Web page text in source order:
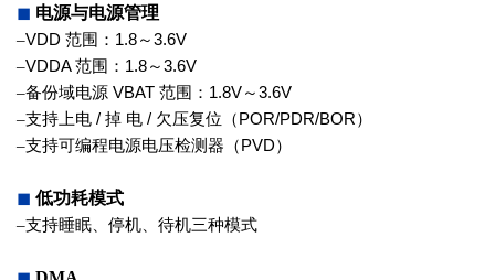
◼ 电源与电源管理
–VDD 范围： 1.8～3.6V
–VDDA范围： 1.8～3.6V
–备份域电源 VBAT 范围： 1.8V～3.6V
–支持上电 / 掉 电 / 欠压复位 （ POR/PDR/BOR）
–支持可编程电源电压检测器（ PVD）
◼ 低功耗模式
–支持睡眠、停机、待机三种模式